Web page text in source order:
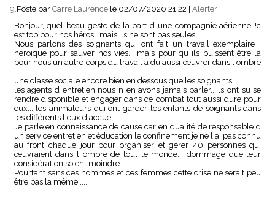
9.Posté par Carre Laurence le 02/07/2020 21:22
Alerter
Bonjour, quel beau geste de la part d une compagnie aérienne!!!c
est top pour nos héros...mais ils ne sont pas seules...
Nous parlons des soignants qui ont fait un travail exemplaire ,
héroïque pour sauver nos vies... mais pour qu ils puissent être la
pour nous un autre corps du travail a du aussi œuvrer dans l ombre
....
une classe sociale encore bien en dessous que les soignants...
les agents d entretien nous n en avons jamais parler...ils ont su se
rendre disponible et engager dans ce combat tout aussi dure pour
eux... les animateurs qui ont garder les enfants de soignants dans
les différents lieux d accueil....
Je parle en connaissance de cause car en qualité de responsable d
un service entretien et éducation le confinement je ne l ai pas connu
au front chaque jour pour organiser et gérer 40 personnes qui
œuvraient dans l ombre de tout le monde... dommage que leur
considération soient moindre..........
Pourtant sans ces hommes et ces femmes cette crise ne serait peu
être pas la même......